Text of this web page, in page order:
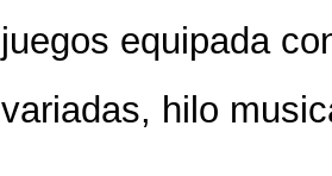
juegos equipada
variadas, hilo